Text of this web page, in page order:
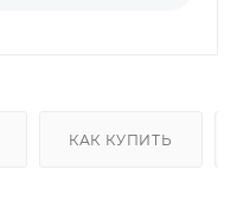
КАК КУПИТЬ